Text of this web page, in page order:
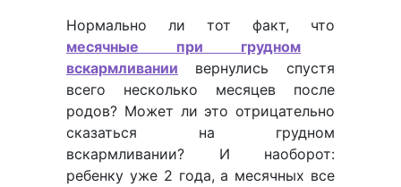
Нормально ли тот факт, что
месячные при грудном
вскармливании
вернулись спустя
всего несколько месяцев после
родов? Может ли это отрицательно
сказаться на грудном
вскармливании? И наоборот:
ребенку уже 2 года, а месячных все